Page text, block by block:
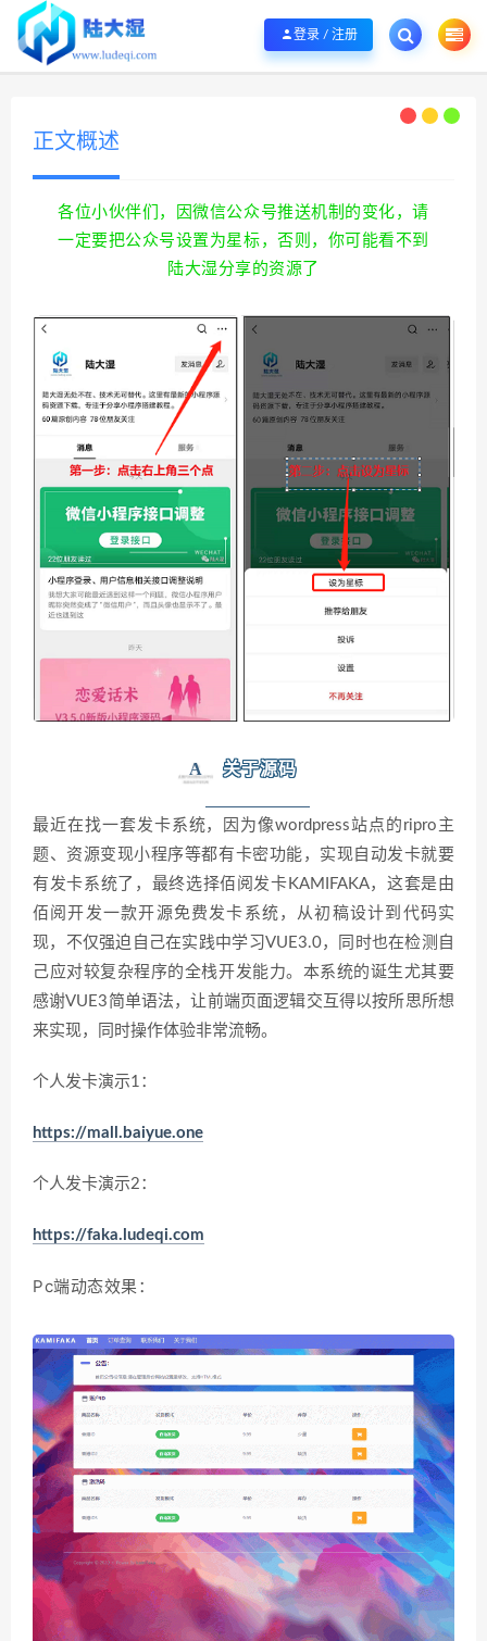
欢迎您光临陆大湿，本站秉承服务宗旨 履行“站长”责任，销售只是起点 服务永无
登录 / 注册
正文概述
各位小伙伴们，因微信公众号推送机制的变化，请
一定要把公众号设置为星标，否则，你可能看不到
陆大湿分享的资源了
A 关于源码
最近在找一套发卡系统，因为像wordpress站点的ripro主
题、资源变现小程序等都有卡密功能，实现自动发卡就要
有发卡系统了，最终选择佰阅发卡KAMIFAKA，这套是由
佰阅开发一款开源免费发卡系统，从初稿设计到代码实
现，不仅强迫自己在实践中学习VUE3.0，同时也在检测自
己应对较复杂程序的全栈开发能力。本系统的诞生尤其要
感谢VUE3简单语法，让前端页面逻辑交互得以按所思所想
来实现，同时操作体验非常流畅。
个人发卡演示1：
https://mall.baiyue.one
个人发卡演示2：
https://faka.ludeqi.com
Pc端动态效果：